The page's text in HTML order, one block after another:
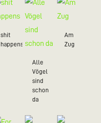
shit
happens
Alle
Vögel
sind
schon
da
Am
Zug